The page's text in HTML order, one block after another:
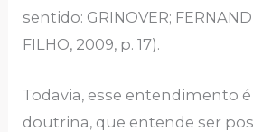
sentido: GRINOVER;
FILHO, 2009, p. 17).
Todavia, esse entendimento
doutrina, que entende ser